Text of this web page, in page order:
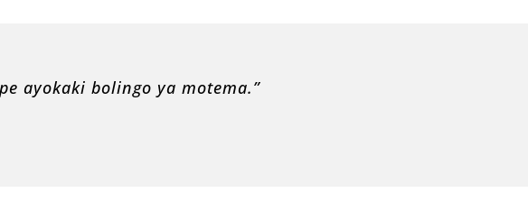
ayokaki bolingo ya motema.”